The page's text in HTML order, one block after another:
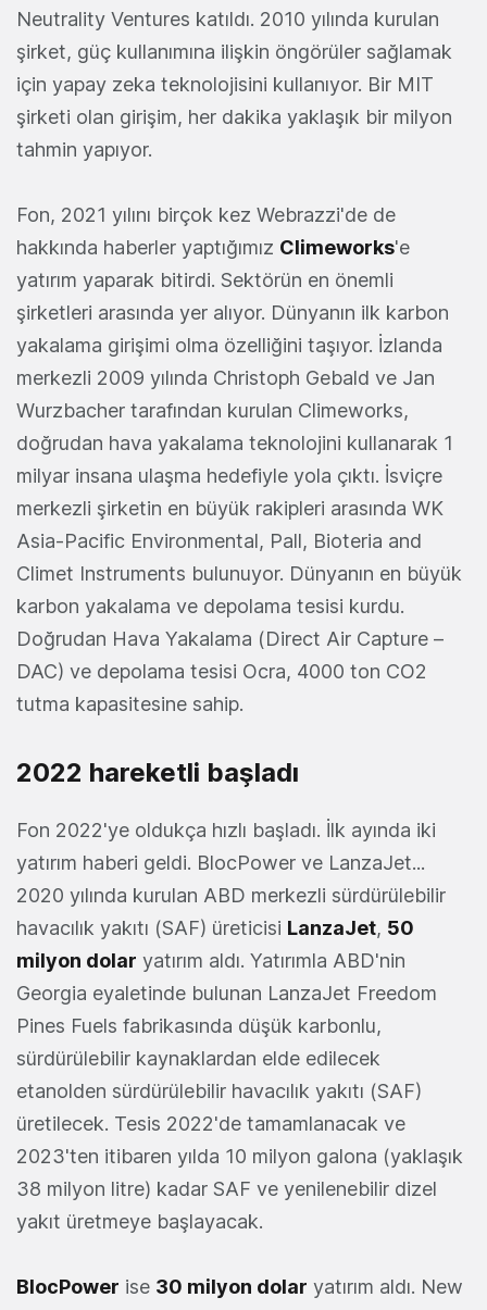
Neutrality Ventures katıldı. 2010 yılında kurulan
şirket, güç kullanımına ilişkin öngörüler sağlamak
için yapay zeka teknolojisini kullanıyor. Bir MIT
şirketi olan girişim, her dakika yaklaşık bir milyon
tahmin yapıyor.
Fon, 2021 yılını birçok kez Webrazzi'de de
hakkında haberler yaptığımız Climeworks'e
yatırım yaparak bitirdi. Sektörün en önemli
şirketleri arasında yer alıyor. Dünyanın ilk karbon
yakalama girişimi olma özelliğini taşıyor. İzlanda
merkezli 2009 yılında Christoph Gebald ve Jan
Wurzbacher tarafından kurulan Climeworks,
doğrudan hava yakalama teknolojini kullanarak 1
milyar insana ulaşma hedefiyle yola çıktı. İsviçre
merkezli şirketin en büyük rakipleri arasında WK
Asia-Pacific Environmental, Pall, Bioteria and
Climet Instruments bulunuyor. Dünyanın en büyük
karbon yakalama ve depolama tesisi kurdu.
Doğrudan Hava Yakalama (Direct Air Capture –
DAC) ve depolama tesisi Ocra, 4000 ton CO2
tutma kapasitesine sahip.
2022 hareketli başladı
Fon 2022'ye oldukça hızlı başladı. İlk ayında iki
yatırım haberi geldi. BlocPower ve LanzaJet...
2020 yılında kurulan ABD merkezli sürdürülebilir
havacılık yakıtı (SAF) üreticisi LanzaJet, 50
milyon dolar yatırım aldı. Yatırımla ABD'nin
Georgia eyaletinde bulunan LanzaJet Freedom
Pines Fuels fabrikasında düşük karbonlu,
sürdürülebilir kaynaklardan elde edilecek
etanolden sürdürülebilir havacılık yakıtı (SAF)
üretilecek. Tesis 2022'de tamamlanacak ve
2023'ten itibaren yılda 10 milyon galona (yaklaşık
38 milyon litre) kadar SAF ve yenilenebilir dizel
yakıt üretmeye başlayacak.
BlocPower ise 30 milyon dolar yatırım aldı. New